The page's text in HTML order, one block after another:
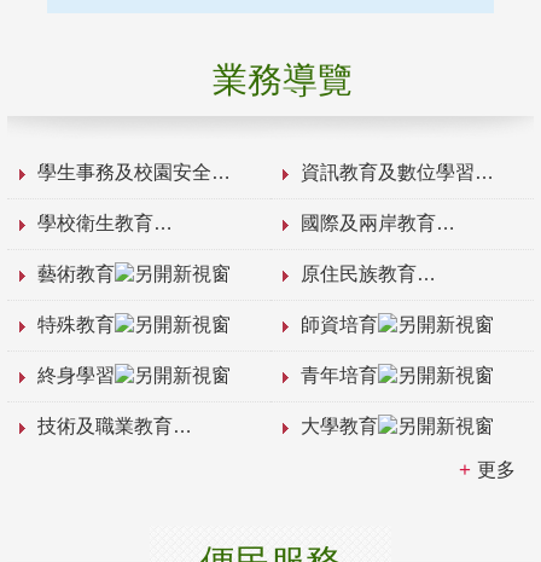
業務導覽
學生事務及校園安全 資訊教育及數位學習
學校衛生教育 國際及兩岸教育
藝術教育 原住民族教育
特殊教育 師資培育
終身學習 青年培育
技術及職業教育 大學教育
更多